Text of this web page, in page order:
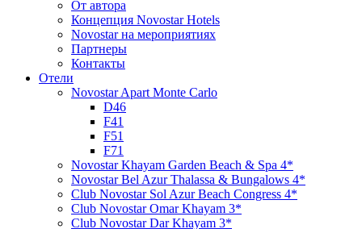
От автора
Концепция Novostar Hotels
Novostar на мероприятиях
Партнеры
Контакты
Отели
Novostar Apart Monte Carlo
D46
F41
F51
F71
Novostar Khayam Garden Beach & Spa 4*
Novostar Bel Azur Thalassa & Bungalows 4*
Club Novostar Sol Azur Beach Congress 4*
Club Novostar Omar Khayam 3*
Club Novostar Dar Khayam 3*